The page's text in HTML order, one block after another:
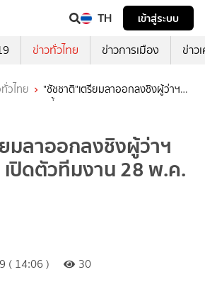
TH
เข้าสู่ระบบ
ข่าวทั่วไทย ข่าวการเมือง ข่าว
วไทย
"ชัชชาติ"เตรียมลาออกลงชิงผู้ว่าฯ
น 28 พ.ค. นี้
มลาออกลงชิงผู้ว่าฯ
ปิดตัวทีมงาน 28 พ.ค.
( 14:06 )
30